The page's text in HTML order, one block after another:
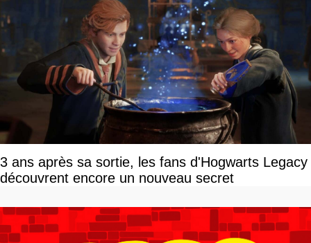
3 ans après sa sortie, les fans d'Hogwarts Legacy
découvrent encore un nouveau secret